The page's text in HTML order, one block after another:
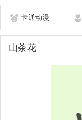
卡通动漫
山茶花